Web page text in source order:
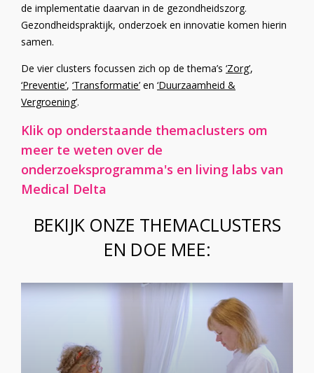
de implementatie daarvan in de gezondheidszorg.
Gezondheidspraktijk, onderzoek en innovatie komen hierin
samen.
De vier clusters focussen zich op de thema’s ‘Zorg’,
‘Preventie’, ‘Transformatie’ en ‘Duurzaamheid &
Vergroening’.
Klik op onderstaande themaclusters om
meer te weten over de
onderzoeksprogramma's en living labs van
Medical Delta
BEKIJK ONZE THEMACLUSTERS
EN DOE MEE: